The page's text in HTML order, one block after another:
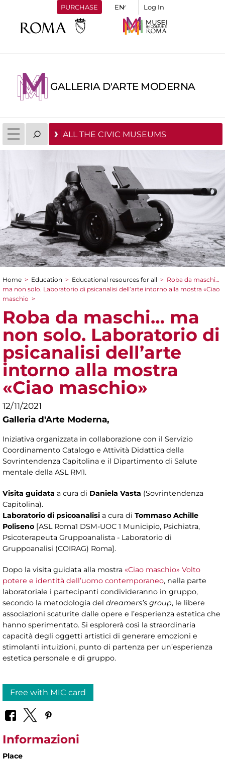
PURCHASE Log In
GALLERIA D'ARTE MODERNA
ALL THE CIVIC MUSEUMS
You are here
Home > Education > Educational resources for all > Roba da maschi…
ma non solo. Laboratorio di psicanalisi dell’arte intorno alla mostra «Ciao
maschio >
Roba da maschi… ma
non solo. Laboratorio di
psicanalisi dell’arte
intorno alla mostra
«Ciao maschio»
12/11/2021
Galleria d'Arte Moderna,
Iniziativa organizzata in collaborazione con il Servizio
Coordinamento Catalogo e Attività Didattica della
Sovrintendenza Capitolina e il Dipartimento di Salute
mentale della ASL RM1.
Visita guidata a cura di Daniela Vasta (Sovrintendenza
Capitolina).
Laboratorio di psicoanalisi a cura di Tommaso Achille
Poliseno [ASL Roma1 DSM-UOC 1 Municipio, Psichiatra,
Psicoterapeuta Gruppoanalista - Laboratorio di
Gruppoanalisi (COIRAG) Roma].
Dopo la visita guidata alla mostra «Ciao maschio» Volto
potere e identità dell’uomo contemporaneo, nella parte
laboratoriale i partecipanti condivideranno in gruppo,
secondo la metodologia del dreamers’s group, le libere
associazioni scaturite dalle opere e l’esperienza estetica che
hanno sperimentato. Si esplorerà così la straordinaria
capacità degli oggetti artistici di generare emozioni e
stimolanti intuizioni, punto di partenza per un’esperienza
estetica personale e di gruppo.
Free with MIC card
Informazioni
Place